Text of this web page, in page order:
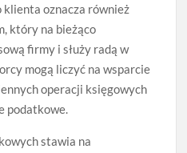
klienta oznacza również
który na bieżąco
firmy i służy radą w
mogą liczyć na wsparcie
operacji księgowych
podatkowe.
stawia na